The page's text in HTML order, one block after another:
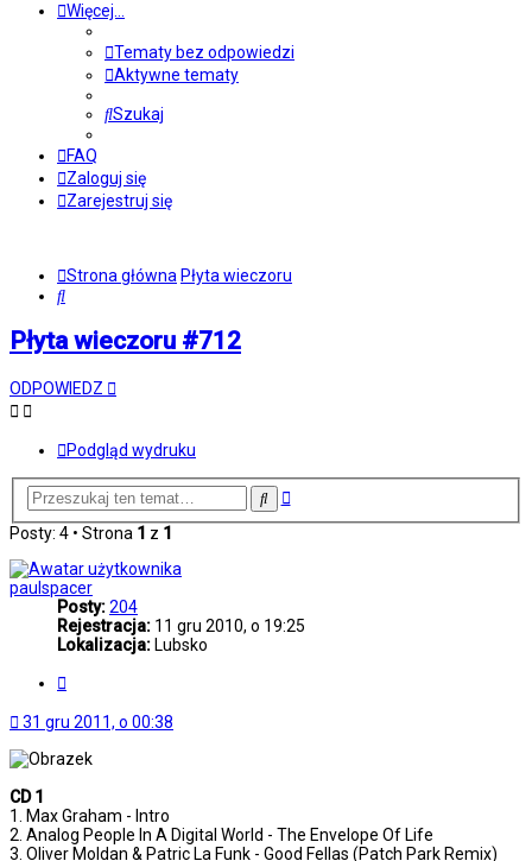
Więcej…
Tematy bez odpowiedzi
Aktywne tematy
Szukaj
FAQ
Zaloguj się
Zarejestruj się
Strona główna Płyta wieczoru
Szukaj
Płyta wieczoru #712
ODPOWIEDZ
Podgląd wydruku
SzukajWyszukiwanie
Posty: 4 • Strona 1 z 1
paulspacer
Posty:204
Rejestracja: 11 gru 2010, o 19:25
Lokalizacja: Lubsko
31 gru 2011, o 00:38
CD 1
1. Max Graham - Intro
2. Analog People In A Digital World - The Envelope Of Life
3. Oliver Moldan & Patric La Funk - Good Fellas (Patch Park Remix)